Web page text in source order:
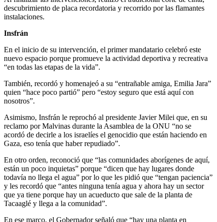
descubrimiento de placa recordatoria y recorrido por las flamantes
instalaciones.
Insfrán
En el inicio de su intervención, el primer mandatario celebró este
nuevo espacio porque promueve la actividad deportiva y recreativa
“en todas las etapas de la vida”.
También, recordó y homenajeó a su “entrañable amiga, Emilia Jara”
quien “hace poco partió” pero “estoy seguro que está aquí con
nosotros”.
Asimismo, Insfrán le reprochó al presidente Javier Milei que, en su
reclamo por Malvinas durante la Asamblea de la ONU “no se
acordó de decirle a los israelíes el genocidio que están haciendo en
Gaza, eso tenía que haber repudiado”.
En otro orden, reconoció que “las comunidades aborígenes de aquí,
están un poco inquietas” porque “dicen que hay lugares donde
todavía no llega el agua” por lo que les pidió que “tengan paciencia”
y les recordó que “antes ninguna tenía agua y ahora hay un sector
que ya tiene porque hay un acueducto que sale de la planta de
Tacaaglé y llega a la comunidad”.
En ese marco, el Gobernador señaló que “hay una planta en